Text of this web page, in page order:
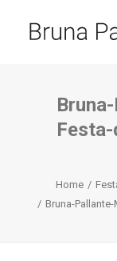
HOME
JOURNAL
RICERCA
Home
Bruna-